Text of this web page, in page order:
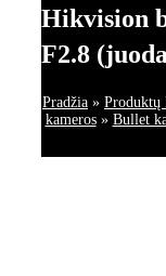
Hikvision
F2.8
Pradžia » Produktų
kameros» Bullet